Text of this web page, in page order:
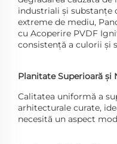
industriali și substanțe
extreme de mediu,
cu Acoperire PVDF
consistență a culorii și
Planitate Superioară și
Calitatea uniformă a
arhitecturale curate,
necesită un aspect